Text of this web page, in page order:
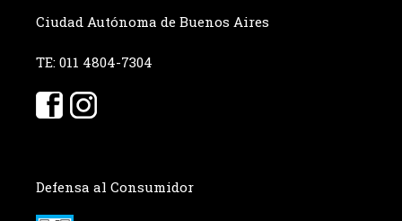
Ciudad Autónoma de Buenos Aires
TE: 011 4804-7304
Defensa al Consumidor